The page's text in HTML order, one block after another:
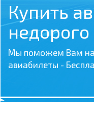
Купить
недорого
Мы поможем Вам
авиабилеты -